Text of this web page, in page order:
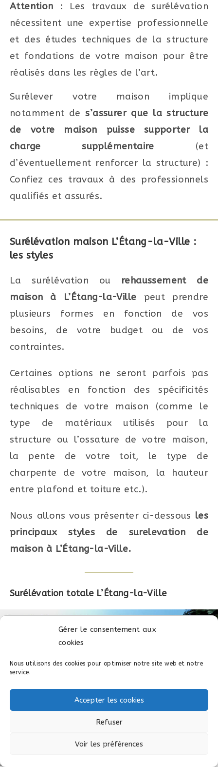
Gérer le consentement aux
cookies
Nous utilisons des cookies pour optimiser notre site web et notre
service.
Accepter les cookies
Refuser
Voir les préférences
Attention : Les travaux de surélévation
nécessitent une expertise professionnelle
et des études techniques de la structure
et fondations de votre maison pour être
réalisés dans les règles de l’art.
Surélever votre maison implique
notamment des’assurer que la structure
de votre maison puisse supporter la
charge supplémentaire (et
d’éventuellement renforcer la structure) :
Confiez ces travaux à des professionnels
qualifiés et assurés.
Surélévation maison L’Étang-la-Ville :
les styles
La surélévation ou rehaussement de
maison à L’Étang-la-Ville peut prendre
plusieurs formes en fonction de vos
besoins, de votre budget ou de vos
contraintes.
Certaines options ne seront parfois pas
réalisables en fonction des spécificités
techniques de votre maison (comme le
type de matériaux utilisés pour la
structure ou l’ossature de votre maison,
la pente de votre toit, le type de
charpente de votre maison, la hauteur
entre plafond et toiture etc.).
Nous allons vous présenter ci-dessous les
principaux styles de surelevation de
maison à L’Étang-la-Ville.
Surélévation totale L’Étang-la-Ville
Plan d’illustration avant la surélévation